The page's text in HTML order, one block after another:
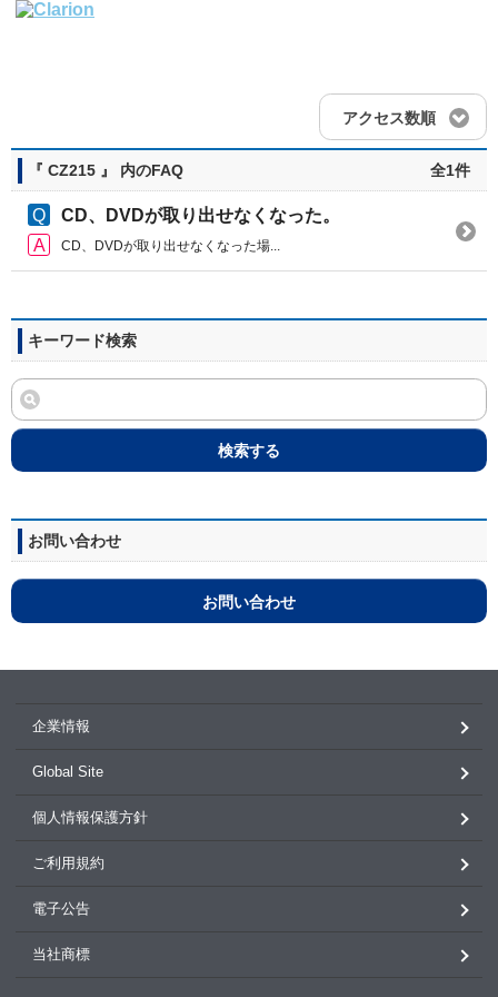
アクセス数順
『 CZ215 』 内のFAQ 全1件
CD、DVDが取り出せなくなった。
CD、DVDが取り出せなくなった場...
キーワード検索
検索する
お問い合わせ
お問い合わせ
企業情報
Global Site
個人情報保護方針
ご利用規約
電子公告
当社商標